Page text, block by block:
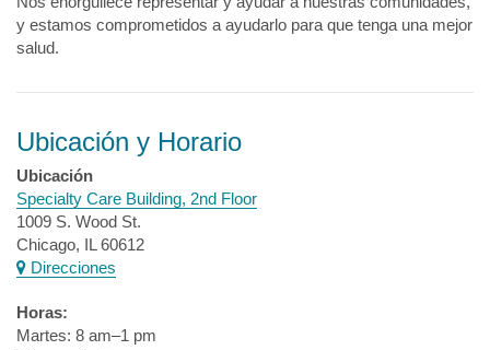
y estamos comprometidos a ayudarlo para que tenga una mejor
salud.
Ubicación y Horario
Ubicación
Specialty Care Building, 2nd Floor
1009 S. Wood St.
Chicago, IL 60612
Direcciones
Horas:
Martes: 8 am–1 pm